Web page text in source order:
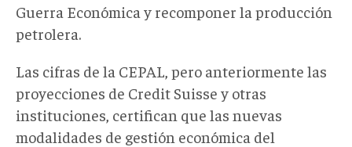
Guerra Económica y recomponer la producción
petrolera.
Las cifras de la CEPAL, pero anteriormente las
proyecciones de Credit Suisse y otras
instituciones, certifican que las nuevas
modalidades de gestión económica del